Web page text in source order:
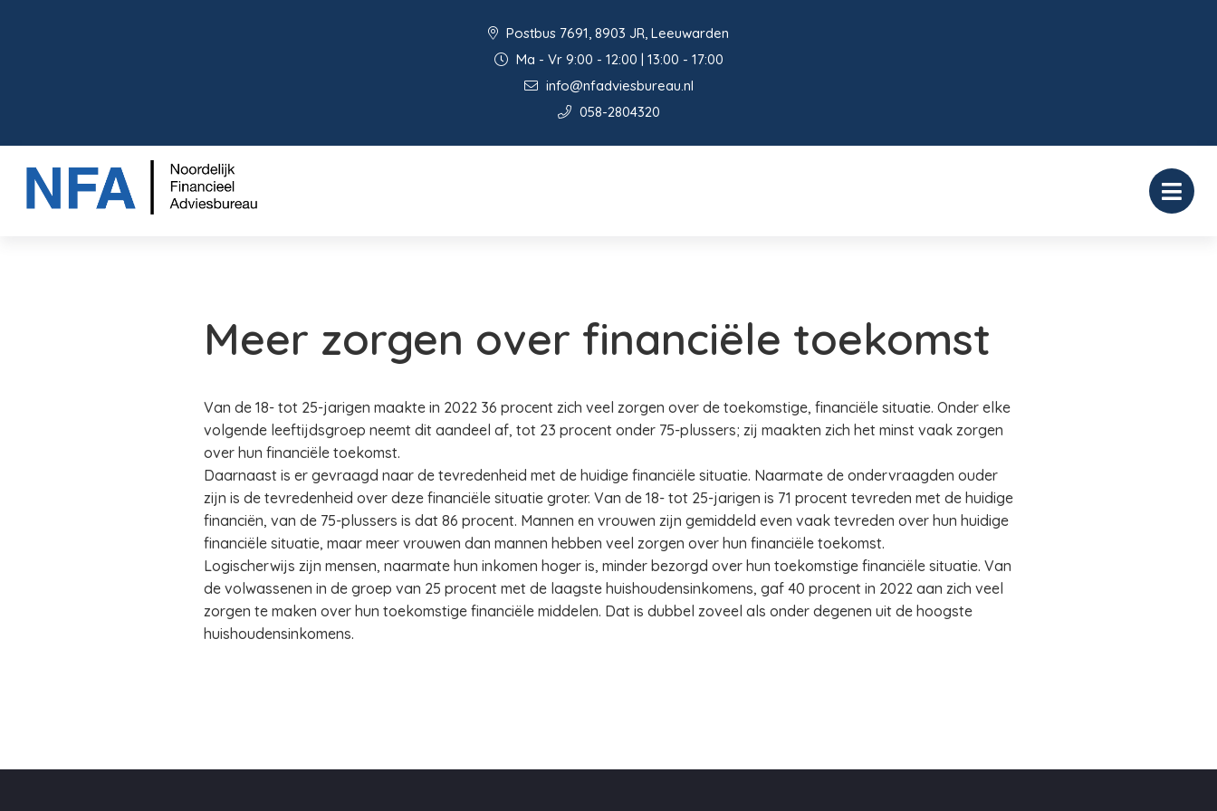
Postbus 7691, 8903 JR, Leeuwarden
Ma - Vr 9:00 - 12:00 | 13:00 - 17:00
info@nfadviesbureau.nl
058-2804320
Meer zorgen over financiële toekomst
Van de 18- tot 25-jarigen maakte in 2022 36 procent zich veel zorgen over de toekomstige, financiële situatie. Onder elke
volgende leeftijdsgroep neemt dit aandeel af, tot 23 procent onder 75-plussers; zij maakten zich het minst vaak zorgen
over hun financiële toekomst.
Daarnaast is er gevraagd naar de tevredenheid met de huidige financiële situatie. Naarmate de ondervraagden ouder
zijn is de tevredenheid over deze financiële situatie groter. Van de 18- tot 25-jarigen is 71 procent tevreden met de huidige
financiën, van de 75-plussers is dat 86 procent. Mannen en vrouwen zijn gemiddeld even vaak tevreden over hun huidige
financiële situatie, maar meer vrouwen dan mannen hebben veel zorgen over hun financiële toekomst.
Logischerwijs zijn mensen, naarmate hun inkomen hoger is, minder bezorgd over hun toekomstige financiële situatie. Van
de volwassenen in de groep van 25 procent met de laagste huishoudensinkomens, gaf 40 procent in 2022 aan zich veel
zorgen te maken over hun toekomstige financiële middelen. Dat is dubbel zoveel als onder degenen uit de hoogste
huishoudensinkomens.